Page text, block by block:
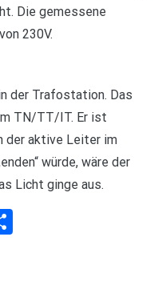
Die gemessene
230V.
der Trafostation. Das
TN/TT/IT. Er ist
der aktive Leiter im
würde, wäre der
Licht ginge aus.